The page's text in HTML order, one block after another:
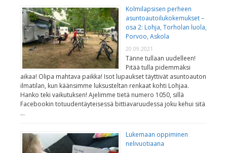
Kolmilapsisen perheen
asuntoautoilukokemukset –
osa 2: Lohja, Torholan luola,
Porvoo, Askola
20.09.2021
Tänne tullaan uudelleen!
Pitää tulla pidemmäksi
aikaa! Olipa mahtava paikka! Isot lupaukset täyttivät asuntoauton
ilmatilan, kun käänsimme luksusteltan renkaat kohti Lohjaa.
Hanko teki vaikutuksen! Ajelimme tietä numero 1050, sillä
Facebookin totuudentäyteisessä bittiavaruudessa joku kehui sitä
…
Lukemaan oppiminen
nelivuotiaana